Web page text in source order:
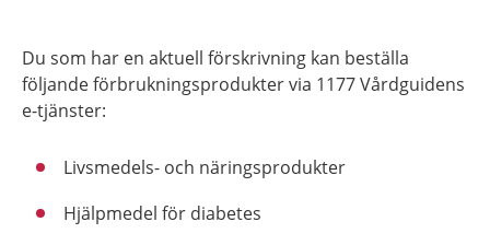
Du som har en aktuell förskrivning kan beställa
följande förbrukningsprodukter via 1177 Vårdguidens
e-tjänster:
Livsmedels- och näringsprodukter
Hjälpmedel för diabetes